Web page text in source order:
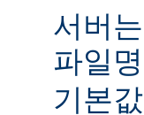
서버
파일
기본